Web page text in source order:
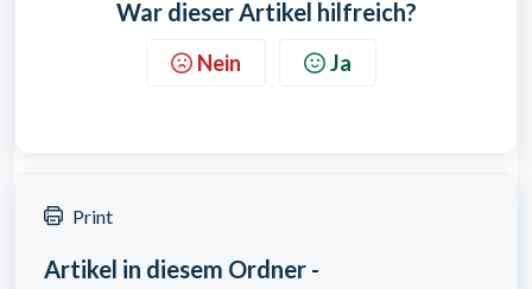
War dieser Artikel hilfreich?
Nein Ja
Print
Artikel in diesem Ordner -